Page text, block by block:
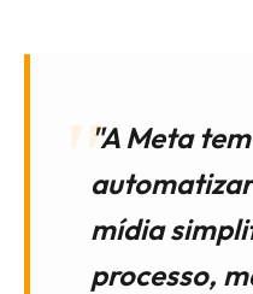
"A Meta
mídia
processo,